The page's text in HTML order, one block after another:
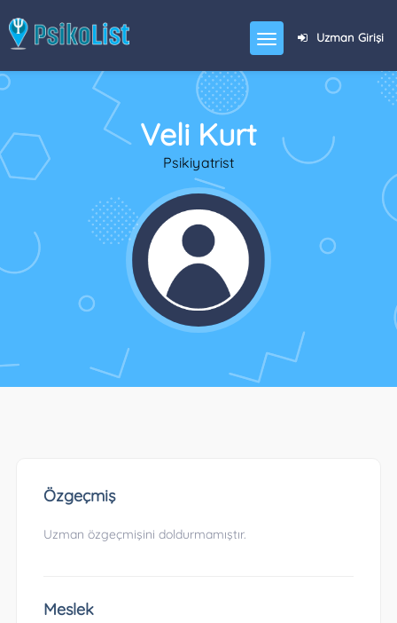
Uzman Girişi
Veli Kurt
Psikiyatrist
Özgeçmiş
Uzman özgeçmişini doldurmamıştır.
Meslek